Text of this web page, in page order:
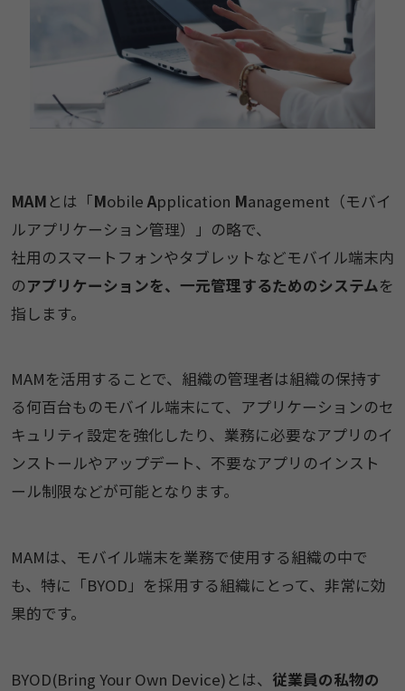
MAMとは「Mobile Application Management（モバイ
ルアプリケーション管理）」の略で、
社用のスマートフォンやタブレットなどモバイル端末内
のアプリケーションを、一元管理するためのシステムを
指します。
MAMを活用することで、組織の管理者は組織の保持す
る何百台ものモバイル端末にて、アプリケーションのセ
キュリティ設定を強化したり、業務に必要なアプリのイ
ンストールやアップデート、不要なアプリのインスト
ール制限などが可能となります。
MAMは、モバイル端末を業務で使用する組織の中で
も、特に「BYOD」を採用する組織にとって、非常に効
果的です。
BYOD(Bring Your Own Device)とは、 従業員の私物の